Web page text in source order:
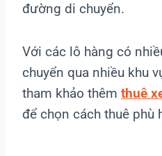
đường di chuyển.
Với các lô hàng có
chuyển qua nhiều khu
tham khảo thêm thuê
để chọn cách thuê phù